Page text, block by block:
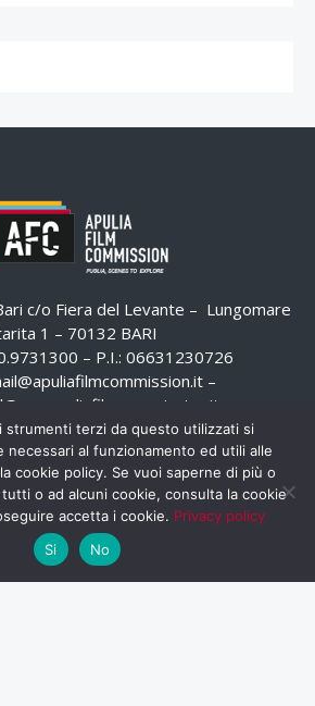
c/o Fiera del Levante – Lungomare
1 – 70132 BARI
– P.I.: 06631230726
–
strumenti terzi da questo utilizzati si
necessari al funzionamento ed utili alle
cookie policy. Se vuoi saperne di più o
o ad alcuni cookie, consulta la cookie
accetta i cookie. Privacy policy
Si
No